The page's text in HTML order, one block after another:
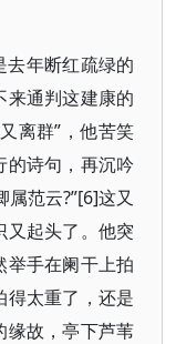
去年断红疏绿的
来通判这建康的
离群”，他苦笑
的诗句，再沉吟
范云?”[6]这又
又起头了。他突
举手在阑干上拍
得太重了，还是
缘故，亭下芦苇